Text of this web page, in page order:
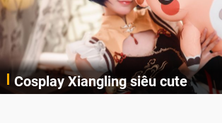
Cosplay Xiangling siêu cute